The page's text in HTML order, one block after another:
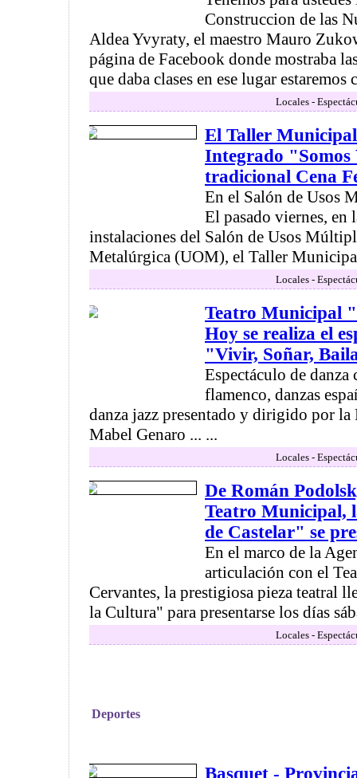
Construccion de las
Aldea Yvyraty, el maestro Mauro
página de Facebook donde mostraba
que daba clases en ese lugar estaremos
Locales -
El Taller
Integrado
tradicional Cena
En el Salón de Usos
El pasado viernes, en
instalaciones del Salón de Usos
Metalúrgica (UOM), el Taller
Locales -
Teatro Municipal
Hoy se realiza el
"Vivir, Soñar,
Espectáculo de danza
flamenco, danzas
danza jazz presentado y dirigido por la
Mabel Genaro ... ...
Locales -
De Román
Teatro Municipal,
de Castelar" se
En el marco de la
articulación con el
Cervantes, la prestigiosa pieza teatral
la Cultura" para presentarse los días
Locales -
Deportes
Basquet -